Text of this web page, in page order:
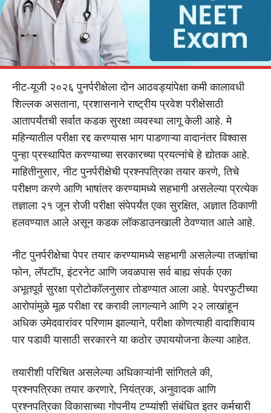
नीट-यूजी २०२६ पुनर्परीक्षेला दोन आठवड्यांपेक्षा कमी कालावधी
शिल्लक असताना, प्रशासनाने राष्ट्रीय प्रवेश परीक्षेसाठी
आतापर्यंतची सर्वात कडक सुरक्षा व्यवस्था लागू केली आहे. मे
महिन्यातील परीक्षा रद्द करण्यास भाग पाडणाऱ्या वादानंतर विश्वास
पुन्हा प्रस्थापित करण्याच्या सरकारच्या प्रयत्नांचे हे द्योतक आहे.
माहितीनुसार, नीट पुनर्परीक्षेची प्रश्नपत्रिका तयार करणे, तिचे
परीक्षण करणे आणि भाषांतर करण्यामध्ये सहभागी असलेल्या प्रत्येक
तज्ञाला २१ जून रोजी परीक्षा संपेपर्यंत एका सुरक्षित, अज्ञात ठिकाणी
हलवण्यात आले असून कडक लॉकडाउनखाली ठेवण्यात आले आहे.
नीट पुनर्परीक्षेचा पेपर तयार करण्यामध्ये सहभागी असलेल्या तज्ज्ञांचा
फोन, लॅपटॉप, इंटरनेट आणि जवळपास सर्व बाह्य संपर्क एका
अभूतपूर्व सुरक्षा प्रोटोकॉलनुसार तोडण्यात आला आहे. पेपरफुटीच्या
आरोपांमुळे मूळ परीक्षा रद्द करावी लागल्याने आणि २२ लाखांहून
अधिक उमेदवारांवर परिणाम झाल्याने, परीक्षा कोणत्याही वादाशिवाय
पार पडावी यासाठी सरकारने या कठोर उपाययोजना केल्या आहेत.
तयारीशी परिचित असलेल्या अधिकाऱ्यांनी सांगितले की,
प्रश्नपत्रिका तयार करणारे, नियंत्रक, अनुवादक आणि
प्रश्नपत्रिका विकासाच्या गोपनीय टप्प्यांशी संबंधित इतर कर्मचारी